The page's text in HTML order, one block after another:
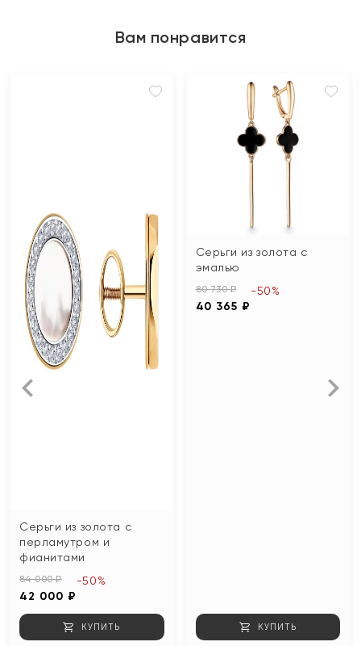
Вам понравится
Серьги из золота с
перламутром и
фианитами
84 000 ₽
42 000 ₽
-50%
КУПИТЬ
Серьги из золота с
эмалью
80 730 ₽
40 365 ₽
-50%
КУПИТЬ